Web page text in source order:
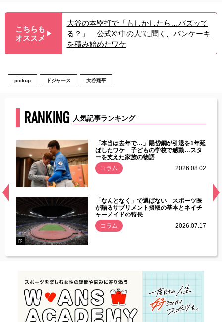
こちらも
オススメ ▶︎
大谷の本塁打で「もしかしたら…バズッて
る？」 公式X“中の人”に聞く、パンケーキ
を積み始めたワケ
pickup ドジャース 大谷翔平
RANKING 人気記事ランキング
常
「本当は去年で…」陽岱鋼が引退を1年延
ばしたワケ 子どもの学校で感動…スタ
ーを支えた家族の物語
コラム
2026.08.02
PR
「なんとなく」で選ばない スポーツ医
が語るサプリメント摂取の基本とネイチ
ャーメイドの特長
コラム
2026.07.17